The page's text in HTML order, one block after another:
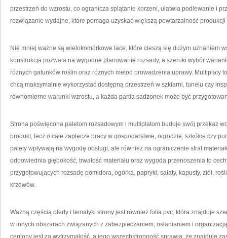
przestrzeń do wzrostu, co ogranicza splątanie korzeni, ułatwia podlewanie i
rozwiązanie wydajne, które pomaga uzyskać większą powtarzalność
Nie mniej ważne są wielokomórkowe tace, które cieszą się dużym uznaniem
konstrukcja pozwala na wygodne planowanie rozsady, a szeroki wybór
różnych gatunków roślin oraz różnych metod prowadzenia uprawy. Multiplaty
chcą maksymalnie wykorzystać dostępną przestrzeń w szklarni, tunelu czy
równomierne warunki wzrostu, a każda partia sadzonek może być
Strona poświęcona paletom rozsadowym i multiplatom buduje swój przekaz
produkt, lecz o całe zaplecze pracy w gospodarstwie, ogrodzie, szkółce czy
palety wpływają na wygodę obsługi, ale również na ograniczenie strat
odpowiednia głębokość, trwałość materiału oraz wygoda przenoszenia to
przygotowujących rozsadę pomidora, ogórka, papryki, sałaty, kapusty, ziół,
krzewów.
Ważną częścią oferty i tematyki strony jest również folia pvc, która znajduje
w innych obszarach związanych z zabezpieczaniem, osłanianiem i
ceniony jest za wytrzymałość, a jego wszechstronność sprawia, że znajduje